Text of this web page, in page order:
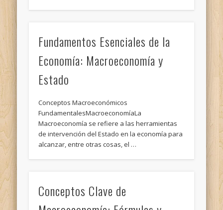
Fundamentos Esenciales de la
Economía: Macroeconomía y
Estado
Conceptos Macroeconómicos
FundamentalesMacroeconomíaLa
Macroeconomía se refiere a las herramientas
de intervención del Estado en la economía para
alcanzar, entre otras cosas, el …
Conceptos Clave de